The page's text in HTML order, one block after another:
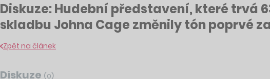
Diskuze: Hudební představení, které trvá
skladbu Johna Cage změnily tón poprvé
Zpět na článek
Diskuze (0)